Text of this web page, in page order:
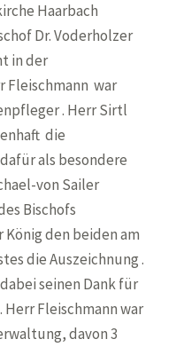
Haarbach
Dr. Voderholzer
in der
Fleischmann war
. Herr Sirtl
die
als besondere
von Sailer
Bischofs
den beiden am
die Auszeichnung .
seinen Dank für
Herr Fleischmann war
davon 3